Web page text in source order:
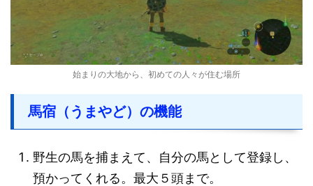
始まりの大地から、初めての人々が住む場所
馬宿（うまやど）の機能
野生の馬を捕まえて、自分の馬として登録し、
預かってくれる。最大５頭まで。